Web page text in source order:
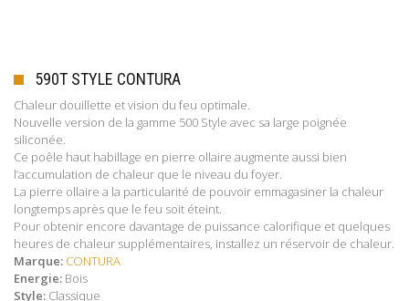
590T STYLE CONTURA
Chaleur douillette et vision du feu optimale.
Nouvelle version de la gamme 500 Style avec sa large poignée
siliconée.
Ce poêle haut habillage en pierre ollaire augmente aussi bien
l’accumulation de chaleur que le niveau du foyer.
La pierre ollaire a la particularité de pouvoir emmagasiner la chaleur
longtemps après que le feu soit éteint.
Pour obtenir encore davantage de puissance calorifique et quelques
heures de chaleur supplémentaires, installez un réservoir de chaleur.
Marque: CONTURA
Energie: Bois
Style: Classique